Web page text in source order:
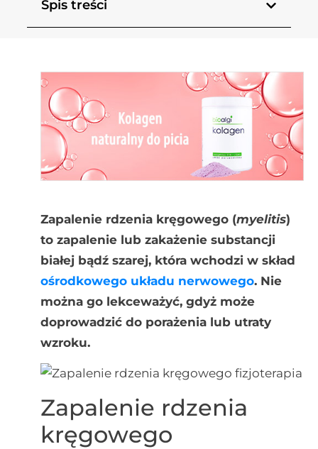
Spis treści
Zapalenie rdzenia kręgowego (myelitis)
to zapalenie lub zakażenie substancji
białej bądź szarej, która wchodzi w skład
ośrodkowego układu nerwowego. Nie
można go lekceważyć, gdyż może
doprowadzić do porażenia lub utraty
wzroku.
Zapalenie rdzenia
kręgowego